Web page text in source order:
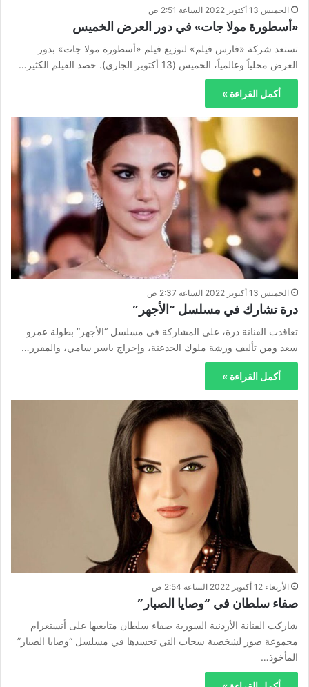
الخميس 13 أكتوبر 2022 الساعة 2:51 ص
«أسطورة مولا جات» في دور العرض الخميس
تستعد شركة «فارس فيلم» لتوزيع فيلم «أسطورة مولا جات» بدور
العرض محلياً وعالمياً، الخميس (13 أكتوبر الجاري). حصد الفيلم الكثير…
أكمل القراءة »
الخميس 13 أكتوبر 2022 الساعة 2:37 ص
درة تشارك في مسلسل “الأجهر”
تعاقدت الفنانة درة، على المشاركة فى مسلسل “الأجهر” بطولة عمرو
سعد ومن تأليف ورشة ملوك الجدعنة، وإخراج ياسر سامي، والمقرر…
أكمل القراءة »
الأربعاء 12 أكتوبر 2022 الساعة 2:54 ص
صفاء سلطان في “وصايا الصبار”
شاركت الفنانة الأردنية السورية صفاء سلطان متابعيها على أنستغرام
مجموعة صور لشخصية سحاب التي تجسدها في مسلسل “وصايا الصبار”
المأخوذ…